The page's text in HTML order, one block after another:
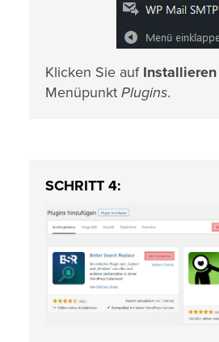
Klicken Sie auf Installieren
Menüpunkt Plugins.
SCHRITT 4: